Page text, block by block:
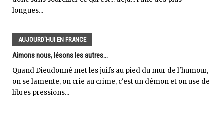
longues...
AUJOURD'HUI EN FRANCE
Aimons nous, lésons les autres...
Quand Dieudonné met les juifs au pied du mur de l'humour,
on se lamente, on crie au crime, c'est un démon et on use de
libres pressions...